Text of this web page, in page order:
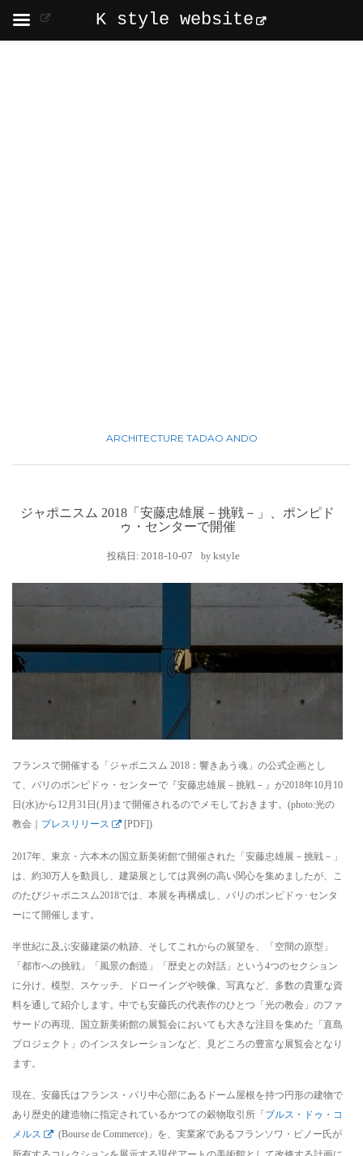
ARCHITECTURE TADAO ANDO
ジャポニスム 2018「安藤忠雄展－挑戦－」、ポンピド
ゥ・センターで開催
投稿日: 2018-10-07 by kstyle
フランスで開催する「ジャポニスム 2018：響きあう魂」の公式企画とし
て、パリのポンピドゥ・センターで『安藤忠雄展－挑戦－』が2018年10月10
日(水)から12月31日(月)まで開催されるのでメモしておきます。(photo:光の
教会｜ プレスリリース [PDF])
2017年、東京・六本木の国立新美術館で開催された「安藤忠雄展－挑戦－」
は、約30万人を動員し、建築展としては異例の高い関心を集めましたが、こ
のたびジャポニスム2018では、本展を再構成し、パリのポンピドゥ･センタ
ーにて開催します。
半世紀に及ぶ安藤建築の軌跡、そしてこれからの展望を、「空間の原型」
「都市への挑戦」「風景の創造」「歴史との対話」という4つのセクション
に分け、模型、スケッチ、ドローイングや映像、写真など、多数の貴重な資
料を通して紹介します。中でも安藤氏の代表作のひとつ「光の教会」のファ
サードの再現、国立新美術館の展覧会においても大きな注目を集めた「直島
プロジェクト」のインスタレーションなど、見どころの豊富な展覧会となり
ます。
現在、安藤氏はフランス・パリ中心部にあるドーム屋根を持つ円形の建物で
あり歴史的建造物に指定されているかつての穀物取引所「ブルス・ドゥ・コ
メルス
(Bourse de Commerce)」を、実業家であるフランソワ・ピノー氏が
K style website